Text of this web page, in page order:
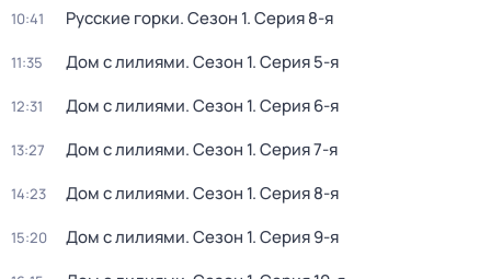
10:41 Русские горки. Сезон 1. Серия 8-я
11:35 Дом с лилиями. Сезон 1. Серия 5-я
12:31 Дом с лилиями. Сезон 1. Серия 6-я
13:27 Дом с лилиями. Сезон 1. Серия 7-я
14:23 Дом с лилиями. Сезон 1. Серия 8-я
15:20 Дом с лилиями. Сезон 1. Серия 9-я